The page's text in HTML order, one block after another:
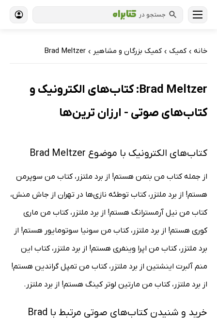
جستجو در
خانه › کمیک › کمیک بزرگان و مشاهیر ›
Brad Meltzer
Brad Meltzer: کتاب‌های الکترونیک و
کتاب‌های صوتی - ارزان ترین‌ها
کتاب‌های الکترونیک با موضوع Brad Meltzer
از جمله کتاب من بتمن هستم! از برد ملتزر، کتاب من سوپرمن
هستم! از برد ملتزر، کتاب توطئه نازی‌ها در تهران از جاش منش،
کتاب من نیل آرمسترانگ هستم! از برد ملتزر، کتاب من ماری
کوری هستم! از برد ملتزر، کتاب من سونیا سوتومایور هستم! از
برد ملتزر، کتاب من اپرا وینفری هستم! از برد ملتزر، کتاب این
منم آلبرت اینشتین از برد ملتزر، کتاب من تمپل گراندین هستم!
از برد ملتزر، کتاب من مارتین لوتر کینگ هستم! از برد ملتزر.
خرید و شنیدن کتاب‌های صوتی مرتبط با Brad